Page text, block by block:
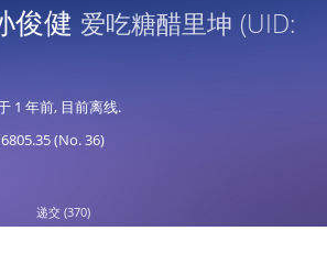
俊健爱吃糖醋里坤 (UID:
1 年前, 目前离线.
(No. 36)
递交 (370)